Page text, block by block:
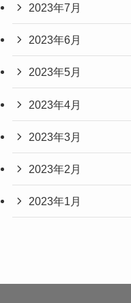
2023年7月
2023年6月
2023年5月
2023年4月
2023年3月
2023年2月
2023年1月